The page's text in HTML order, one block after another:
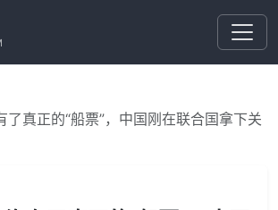
了真正的“船票”，中国刚在联合国拿下关